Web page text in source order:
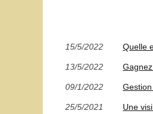
15/5/2022 Quelle
13/5/2022
09/1/2022
25/5/2021 Une